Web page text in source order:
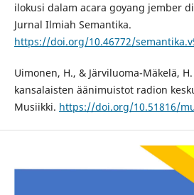
ilokusi dalam acara goyang jember
Jurnal Ilmiah Semantika.
https://doi.org/10.46772/
Uimonen, H., & Järviluoma-Mäkelä,
kansalaisten äänimuistot radion
Musiikki. https://doi.org/10.51816/